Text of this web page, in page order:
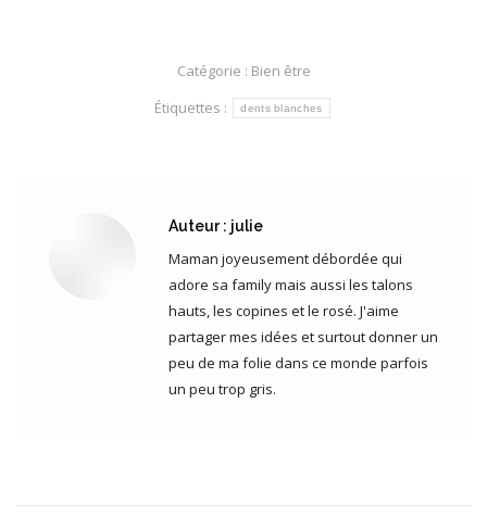
Catégorie : Bien être
Étiquettes :
dents blanches
Auteur : julie
Maman joyeusement débordée qui
adore sa family mais aussi les talons
hauts, les copines et le rosé. J'aime
partager mes idées et surtout donner un
peu de ma folie dans ce monde parfois
un peu trop gris.